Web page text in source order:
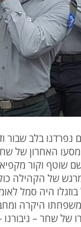
בלב שבור
האחרון של
שוטף וקור
של הקהילה
היה סמל
היקרה
של שחר – גיבורנו